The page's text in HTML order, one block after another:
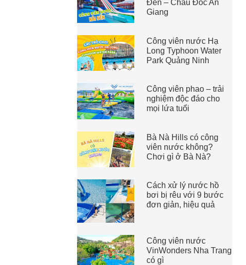
Đến – Châu Đốc An
Giang
Công viên nước Hạ
Long Typhoon Water
Park Quảng Ninh
Công viên phao – trải
nghiệm độc đáo cho
mọi lứa tuổi
Bà Nà Hills có công
viên nước không?
Chơi gì ở Bà Nà?
Cách xử lý nước hồ
bơi bị rêu với 9 bước
đơn giản, hiệu quả
Công viên nước
VinWonders Nha Trang
có gì